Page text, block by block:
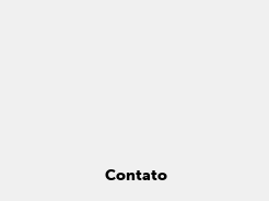
Contato